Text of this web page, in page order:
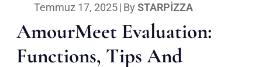
Temmuz 17, 2025| By STARPIZZA
AmourMeet Evaluation:
Functions, Tips And